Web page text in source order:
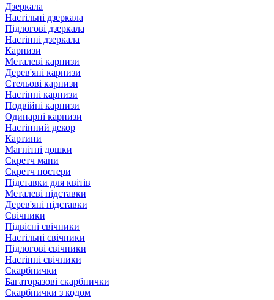
Дзеркала
Настільні дзеркала
Підлогові дзеркала
Настінні дзеркала
Карнизи
Металеві карнизи
Дерев'яні карнизи
Стельові карнизи
Настінні карнизи
Подвійні карнизи
Одинарні карнизи
Настінний декор
Картини
Магнітні дошки
Скретч мапи
Скретч постери
Підставки для квітів
Металеві підставки
Дерев'яні підставки
Свічники
Підвісні свічники
Настільні свічники
Підлогові свічники
Настінні свічники
Скарбнички
Багаторазові скарбнички
Скарбнички з кодом